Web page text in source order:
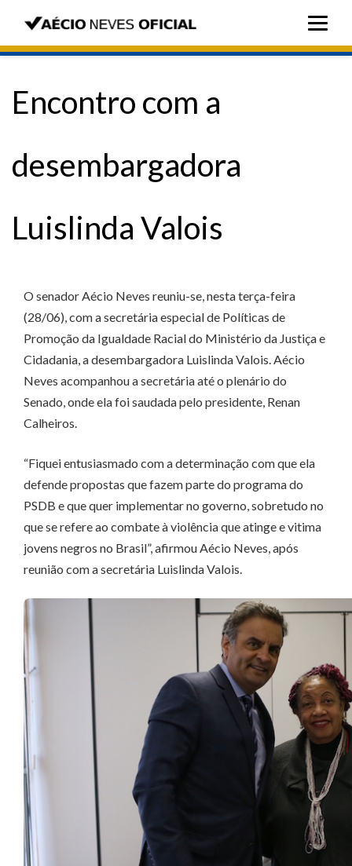
Encontro com a
desembargadora
Luislinda Valois
O senador Aécio Neves reuniu-se, nesta terça-feira
(28/06), com a secretária especial de Políticas de
Promoção da Igualdade Racial do Ministério da Justiça e
Cidadania, a desembargadora Luislinda Valois. Aécio
Neves acompanhou a secretária até o plenário do
Senado, onde ela foi saudada pelo presidente, Renan
Calheiros.
“Fiquei entusiasmado com a determinação com que ela
defende propostas que fazem parte do programa do
PSDB e que quer implementar no governo, sobretudo no
que se refere ao combate à violência que atinge e vitima
jovens negros no Brasil”, afirmou Aécio Neves, após
reunião com a secretária Luislinda Valois.